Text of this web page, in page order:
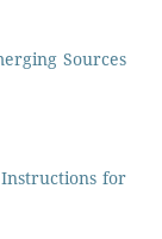
Sources
for